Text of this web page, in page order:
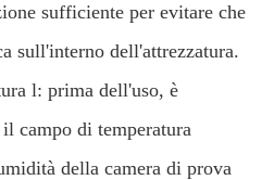
sufficiente per evitare che
sull'interno dell'attrezzatura.
l: prima dell'uso, è
campo di temperatura
della camera di prova